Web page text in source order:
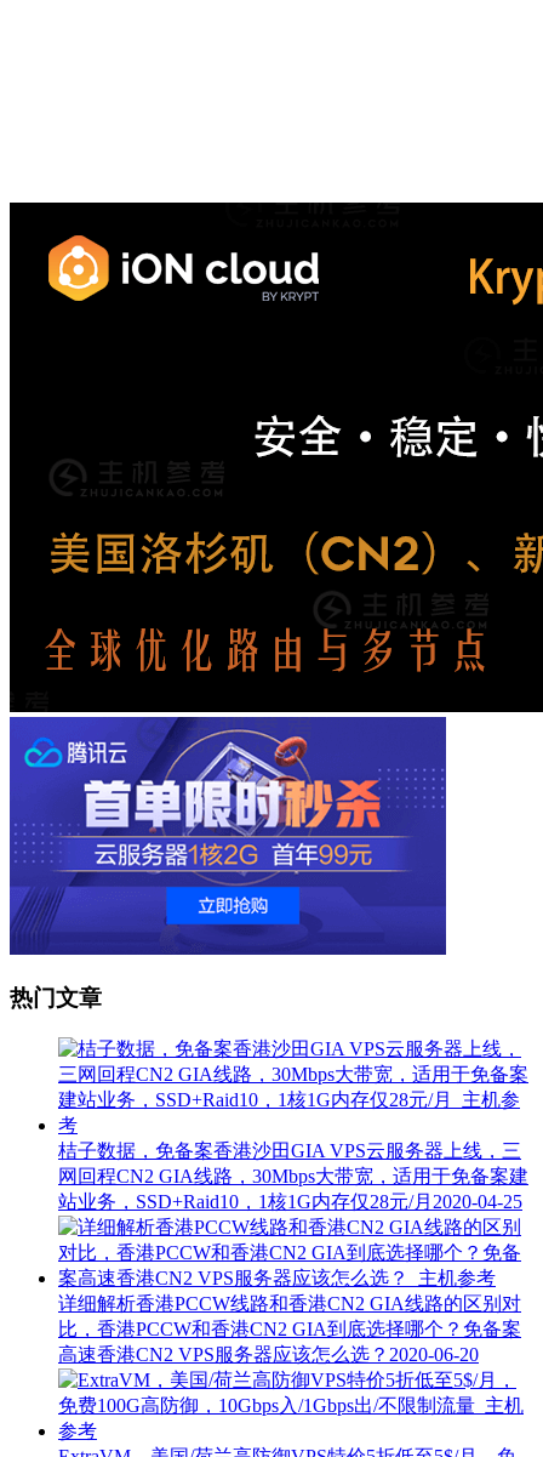
热门文章
桔子数据，免备案香港沙田GIA VPS云服务器上线，三
网回程CN2 GIA线路，30Mbps大带宽，适用于免备案建
站业务，SSD+Raid10，1核1G内存仅28元/月 2020-04-25
详细解析香港PCCW线路和香港CN2 GIA线路的区别对
比，香港PCCW和香港CN2 GIA到底选择哪个？免备案
高速香港CN2 VPS服务器应该怎么选？ 2020-06-20